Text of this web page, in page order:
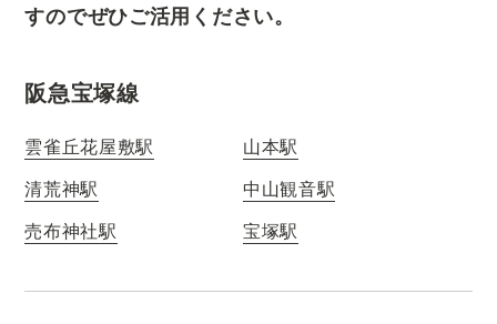
すのでぜひご活用ください。
阪急宝塚線
雲雀丘花屋敷駅
山本駅
清荒神駅
中山観音駅
売布神社駅
宝塚駅